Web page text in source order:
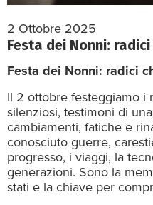
2 Ottobre 2025
Festa dei Nonni:
Festa dei Nonni: radici
Il 2 ottobre festeggiamo i
silenziosi, testimoni di
cambiamenti, fatiche e
conosciuto guerre,
progresso, i viaggi, la
generazioni. Sono la
stati e la chiave per